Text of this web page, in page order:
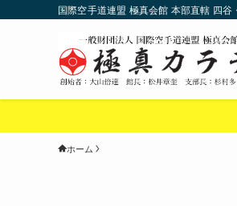
国際空手道連盟 極真会館 本部直轄 四
ホーム